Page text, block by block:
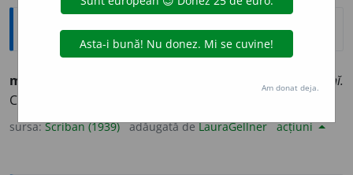
Explicative DEX
mubaĭá
Vechĭ.
Cumpărare de grîne și oĭ p. statu turcesc. – Și
sursa:Scriban (1939) adăugată deLauraGellner acțiuni
Am donat deja.